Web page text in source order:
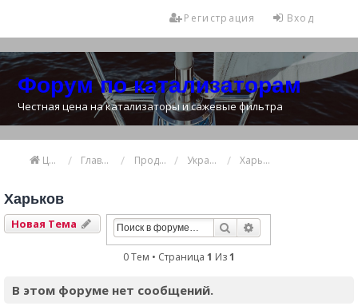
Вход
Регистрация
Форум по катализаторам
Честная цена на катализаторы и сажевые фильтра
Цена катализатора Главная Продажа и покупка катализаторов Украина Харьков
Харьков
Новая Тема Поиск
0 Тем • Страница 1 Из1
В этом форуме нет сообщений.